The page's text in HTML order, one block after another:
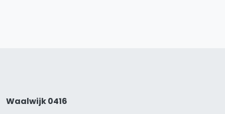
Waalwijk 0416